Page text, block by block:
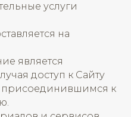
услуги
на
является
доступ к Сайту
присоединившимся к